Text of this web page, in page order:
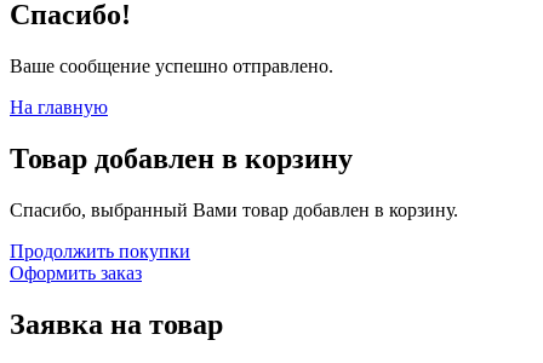
Спасибо!
Ваше сообщение успешно отправлено.
На главную
Товар добавлен в корзину
Спасибо, выбранный Вами товар добавлен в корзину.
Продолжить покупки
Оформить заказ
Заявка на товар